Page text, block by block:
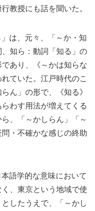
教授にも話を聞いた。
は、元々、「～か・知
知ら：動詞「知る」の
あり、《～かは知らな
ていた。江戸時代のこ
ん」の形で、《知る》
わす用法が増えてくる
、「～かしらん」「～
・不確かな感じの終助
語学的な意味において
、東京という地域で使
したうえで、「～かし